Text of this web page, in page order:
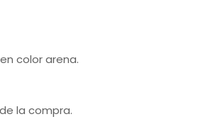
color arena.
la compra.